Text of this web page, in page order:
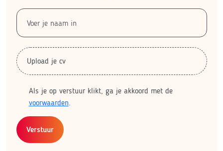
Upload je cv
Als je op verstuur klikt, ga je akkoord met de
voorwaarden.
Verstuur